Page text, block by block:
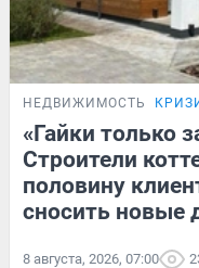
НЕДВИЖИМОСТЬ
«Гайки только
Строители
половину
сносить новые
8 августа, 2026, 07:00